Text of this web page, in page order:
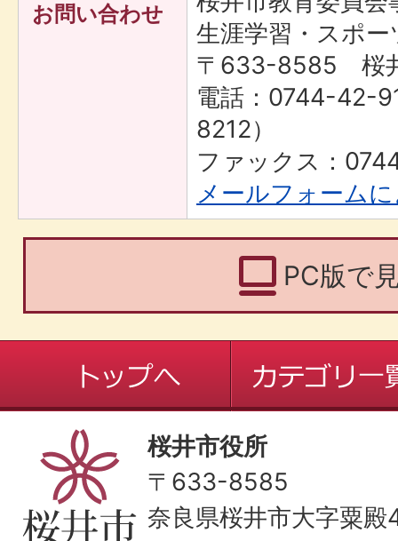
お問い合わせ
生涯学習・スポー
〒633-8585 桜
電話：0744-42-
8212）
ファックス：
メールフォーム
PC版で
桜井市役所
〒633-8585
奈良県桜井市大字粟